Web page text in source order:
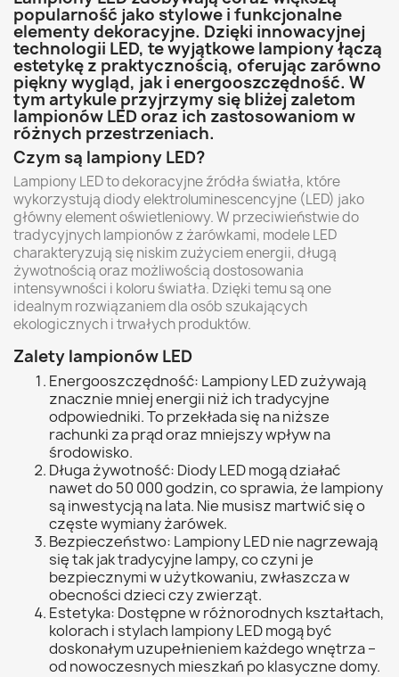
popularność jako stylowe i funkcjonalne
elementy dekoracyjne. Dzięki innowacyjnej
technologii LED, te wyjątkowe lampiony łączą
estetykę z praktycznością, oferując zarówno
piękny wygląd, jak i energooszczędność. W
tym artykule przyjrzymy się bliżej zaletom
lampionów LED oraz ich zastosowaniom w
różnych przestrzeniach.
Czym są lampiony LED?
Lampiony LED to dekoracyjne źródła światła, które
wykorzystują diody elektroluminescencyjne (LED) jako
główny element oświetleniowy. W przeciwieństwie do
tradycyjnych lampionów z żarówkami, modele LED
charakteryzują się niskim zużyciem energii, długą
żywotnością oraz możliwością dostosowania
intensywności i koloru światła. Dzięki temu są one
idealnym rozwiązaniem dla osób szukających
ekologicznych i trwałych produktów.
Zalety lampionów LED
Energooszczędność: Lampiony LED zużywają
znacznie mniej energii niż ich tradycyjne
odpowiedniki. To przekłada się na niższe
rachunki za prąd oraz mniejszy wpływ na
środowisko.
Długa żywotność: Diody LED mogą działać
nawet do 50 000 godzin, co sprawia, że lampiony
są inwestycją na lata. Nie musisz martwić się o
częste wymiany żarówek.
Bezpieczeństwo: Lampiony LED nie nagrzewają
się tak jak tradycyjne lampy, co czyni je
bezpiecznymi w użytkowaniu, zwłaszcza w
obecności dzieci czy zwierząt.
Estetyka: Dostępne w różnorodnych kształtach,
kolorach i stylach lampiony LED mogą być
doskonałym uzupełnieniem każdego wnętrza –
od nowoczesnych mieszkań po klasyczne domy.